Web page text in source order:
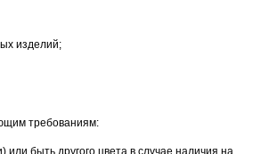
изделий;
требованиям:
быть другого цвета в случае наличия на